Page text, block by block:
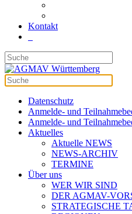
Kontakt
Datenschutz
Anmelde- und
Anmelde- und
Aktuelles
Aktuelle NEWS
NEWS-ARCHIV
TERMINE
Über uns
WER WIR SIND
DER AGMAV-
STRATEGISCHE